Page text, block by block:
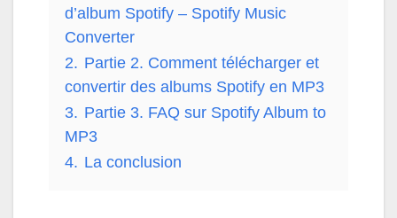
d’album Spotify – Spotify Music
Converter
2. Partie 2. Comment télécharger et
convertir des albums Spotify en MP3
3. Partie 3. FAQ sur Spotify Album to
MP3
4. La conclusion